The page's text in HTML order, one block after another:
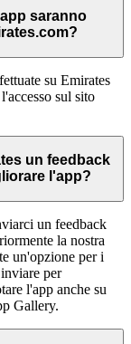
saranno
su Emirates
sul sito
un feedback
l'app?
un feedback
la nostra
un'opzione per i
per
l'app anche su
Gallery.